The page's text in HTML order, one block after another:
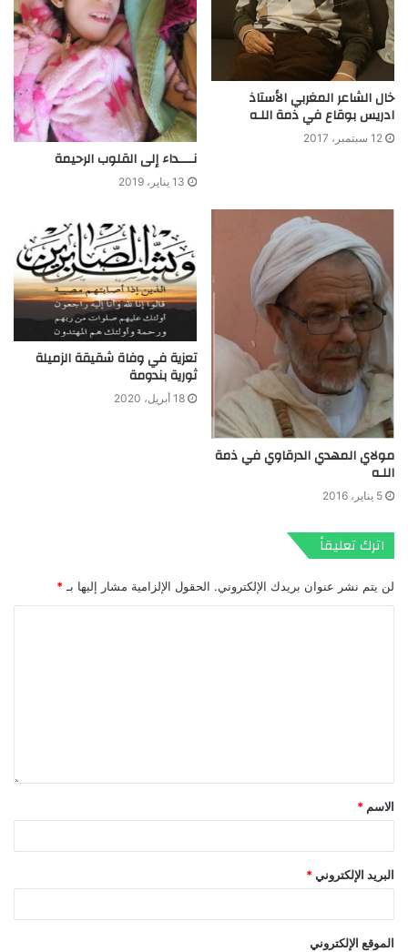
خال الشاعر المغربي الأستاذ
ادريس بوقاع في ذمة اللـه
12 سبتمبر، 2017
نــــداء إلى القلوب الرحيمة
13 يناير، 2019
مولاي المهدي الدرقاوي في ذمة
اللـه
5 يناير، 2016
تعزية في وفاة شقيقة الزميلة
ثورية بندومة
18 أبريل، 2020
اترك تعليقاً
لن يتم نشر عنوان بريدك الإلكتروني. الحقول الإلزامية مشار إليها بـ *
الاسم *
البريد الإلكتروني *
الموقع الإلكتروني